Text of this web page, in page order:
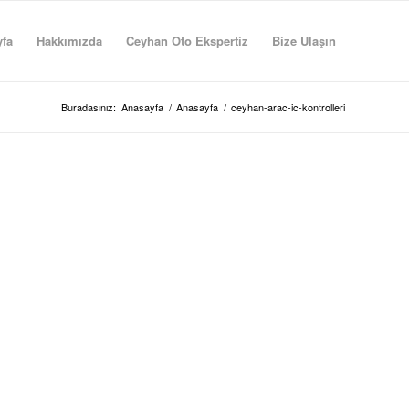
Hakkımızda Ceyhan Oto Ekspertiz Bize Ulaşın
Buradasınız: Anasayfa / Anasayfa / ceyhan-arac-ic-kontrolleri